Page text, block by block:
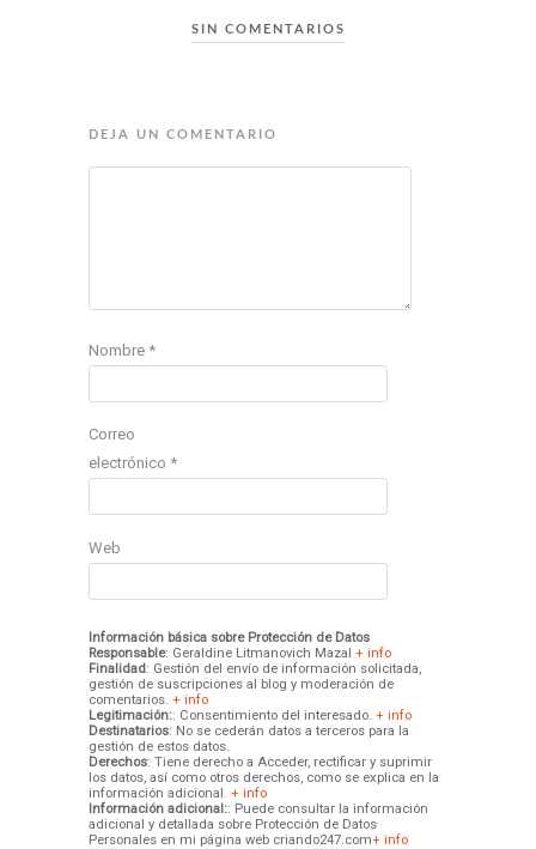
SIN COMENTARIOS
DEJA UN COMENTARIO
Nombre *
Correo
electrónico *
Web
Información básica sobre Protección de Datos
Responsable: Geraldine Litmanovich Mazal + info
Finalidad: Gestión del envío de información solicitada,
gestión de suscripciones al blog y moderación de
comentarios. + info
Legitimación:: Consentimiento del interesado. + info
Destinatarios: No se cederán datos a terceros para la
gestión de estos datos.
Derechos: Tiene derecho a Acceder, rectificar y suprimir
los datos, así como otros derechos, como se explica en la
información adicional. + info
Información adicional:: Puede consultar la información
adicional y detallada sobre Protección de Datos
Personales en mi página web criando247.com+ info